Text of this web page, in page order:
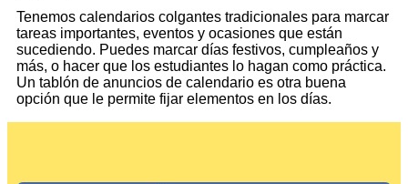
Tenemos calendarios colgantes tradicionales para marcar
tareas importantes, eventos y ocasiones que están
sucediendo. Puedes marcar días festivos, cumpleaños y
más, o hacer que los estudiantes lo hagan como práctica.
Un tablón de anuncios de calendario es otra buena
opción que le permite fijar elementos en los días.